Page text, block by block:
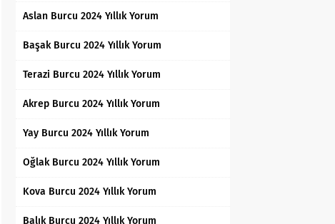
Aslan Burcu 2024 Yıllık Yorum
Başak Burcu 2024 Yıllık Yorum
Terazi Burcu 2024 Yıllık Yorum
Akrep Burcu 2024 Yıllık Yorum
Yay Burcu 2024 Yıllık Yorum
Oğlak Burcu 2024 Yıllık Yorum
Kova Burcu 2024 Yıllık Yorum
Balık Burcu 2024 Yıllık Yorum